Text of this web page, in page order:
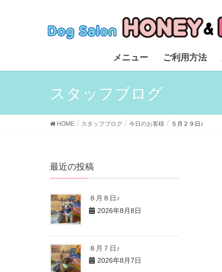
メニュー ご利用方法
スタッフブログ
HOME スタッフブログ 今日のお客様 ５月２９日♪
最近の投稿
８月８日♪
2026年8月8日
８月７日♪
2026年8月7日